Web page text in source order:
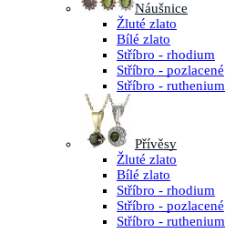
Náušnice
Žluté zlato
Bílé zlato
Stříbro - rhodium
Stříbro - pozlacené
Stříbro - ruthenium
Přívěsy
Žluté zlato
Bílé zlato
Stříbro - rhodium
Stříbro - pozlacené
Stříbro - ruthenium